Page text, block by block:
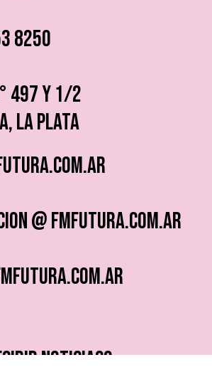
8250
497 y 1/2
LA PLATA
@ fmfutura.com.ar
NOTICIAS?